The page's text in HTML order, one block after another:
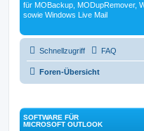
für MOBackup, MODupRemover,
sowie Windows Live Mail
Schnellzugriff FAQ
Foren-Übersicht
SOFTWARE FÜR
MICROSOFT OUTLOOK